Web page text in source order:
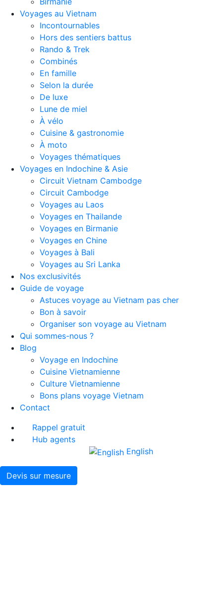
Voyages au Vietnam
Incontournables
Hors des sentiers battus
Rando & Trek
Combinés
En famille
Selon la durée
De luxe
Lune de miel
À vélo
Cuisine & gastronomie
À moto
Voyages thématiques
Voyages en Indochine & Asie
Circuit Vietnam Cambodge
Circuit Cambodge
Voyages au Laos
Voyages en Thailande
Voyages en Birmanie
Voyages en Chine
Voyages à Bali
Voyages au Sri Lanka
Nos exclusivités
Guide de voyage
Astuces voyage au Vietnam pas cher
Bon à savoir
Organiser son voyage au Vietnam
Qui sommes-nous ?
Blog
Voyage en Indochine
Cuisine Vietnamienne
Culture Vietnamienne
Bons plans voyage Vietnam
Contact
Rappel gratuit
Hub agents
English
Devis sur mesure